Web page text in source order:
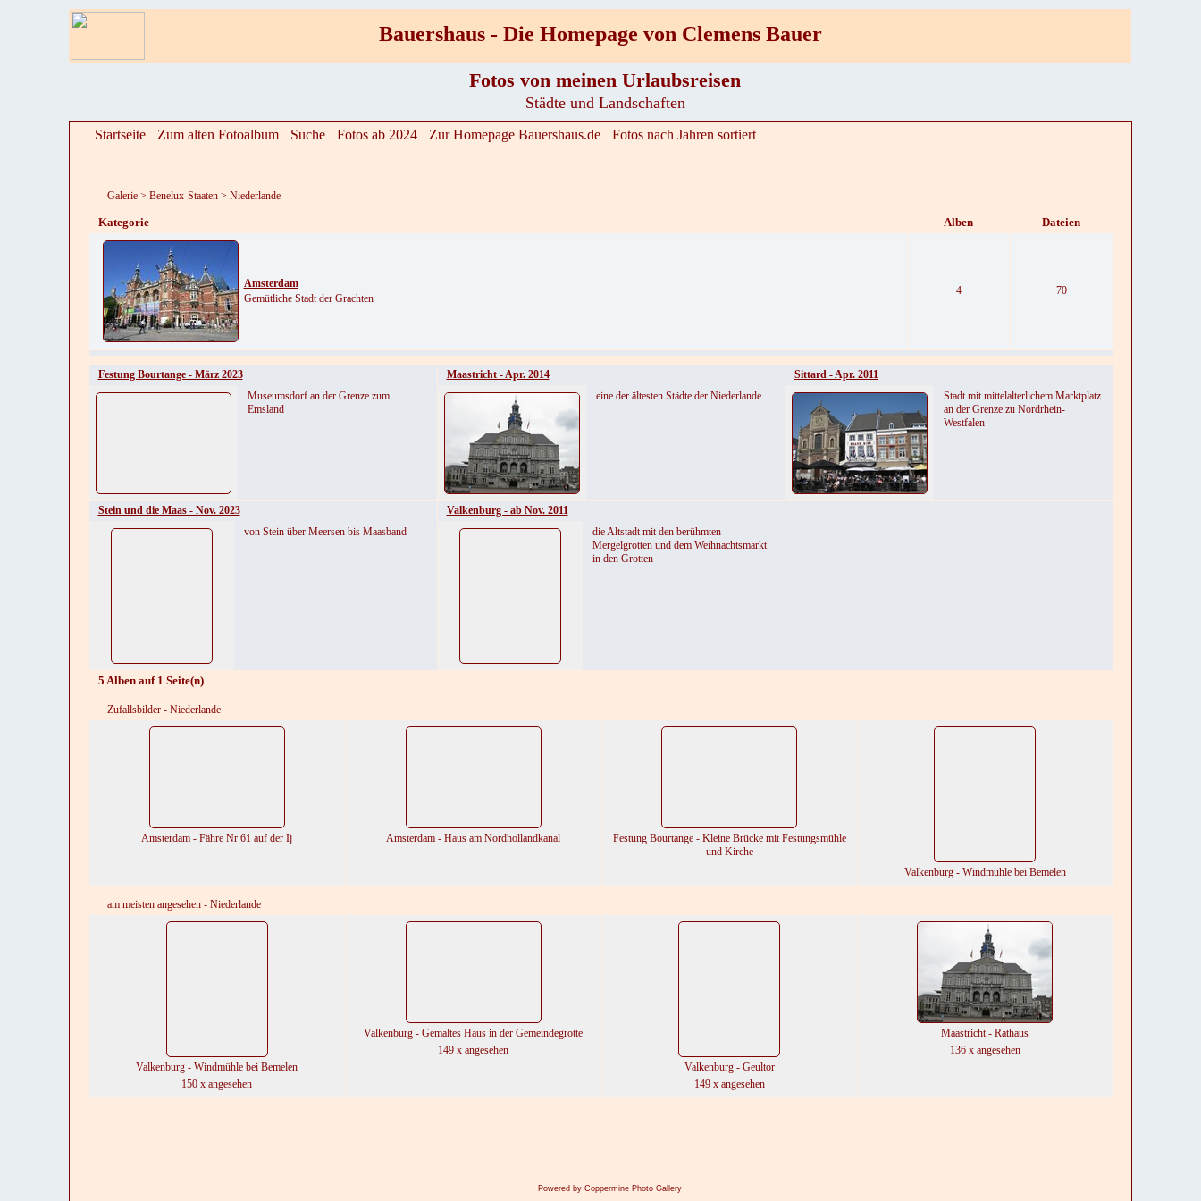
Bauershaus - Die Homepage von Clemens Bauer
Fotos von meinen Urlaubsreisen
Städte und Landschaften
Startseite Zum alten Fotoalbum Suche Fotos ab 2024 Zur Homepage Bauershaus.de Fotos nach Jahren sortiert
Galerie> Benelux-Staaten> Niederlande
Kategorie Alben Dateien
Amsterdam
Gemütliche Stadt der Grachten
4 70
Festung Bourtange - März 2023
Museumsdorf an der Grenze zum
Emsland
Maastricht - Apr. 2014
eine der ältesten Städte der Niederlande
Sittard - Apr. 2011
Stadt mit mittelalterlichem Marktplatz
an der Grenze zu Nordrhein-
Westfalen
Stein und die Maas - Nov. 2023
von Stein über Meersen bis Maasband
Valkenburg - ab Nov. 2011
die Altstadt mit den berühmten
Mergelgrotten und dem Weihnachtsmarkt
in den Grotten
5 Alben auf 1 Seite(n)
Zufallsbilder - Niederlande
Amsterdam - Fähre Nr 61 auf der Ij Amsterdam - Haus am Nordhollandkanal
Festung Bourtange - Kleine Brücke mit Festungsmühle
und Kirche
Valkenburg - Windmühle bei Bemelen
am meisten angesehen - Niederlande
Valkenburg - Windmühle bei Bemelen
150 x angesehen
Valkenburg - Gemaltes Haus in der Gemeindegrotte
149 x angesehen
Valkenburg - Geultor
149 x angesehen
Maastricht - Rathaus
136 x angesehen
Powered by Coppermine Photo Gallery